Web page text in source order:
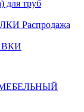
труб
Распродажа
МЕБЕЛЬНЫЙ